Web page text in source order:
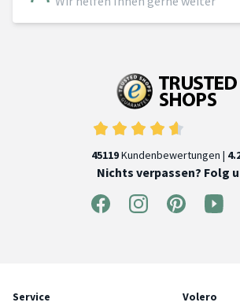
45119Kundenbewertungen |
Nichts verpassen? Folg
Service Volero